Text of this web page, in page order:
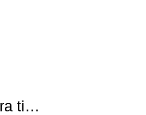
ti…